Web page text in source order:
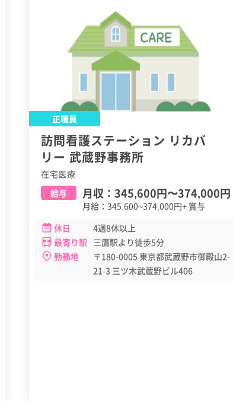
正職員
訪問看護ステーション リカバ
リー 武蔵野事務所
在宅医療
給与
月収： 345,600円〜374,000円
月給：345,600~374,000円+ 賞与
休日
4週8休以上
最寄り駅 三鷹駅より徒歩5分
勤務地
〒180-0005 東京都武蔵野市御殿山2-
21-3 三ツ木武蔵野ビル406